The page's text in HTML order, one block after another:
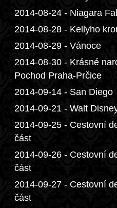
2014-08-24 - Niagara
2014-08-28 - Kellyho
2014-08-29 - Vánoce
2014-08-30 - Krásné
Pochod Praha-Prčice
2014-09-14 - San Diego
2014-09-21 - Walt
2014-09-25 - Cestovní
část
2014-09-26 - Cestovní
část
2014-09-27 - Cestovní
část